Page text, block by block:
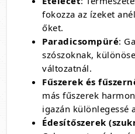
fokozza az ízeket
őket.
Paradicsompüré:
szószoknak,
változatnál.
Fűszerek és
más fűszerek
igazán különlegessé
Édesítőszerek